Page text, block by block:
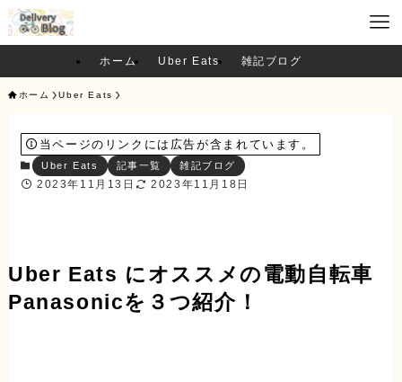
ホーム Uber Eats 雑記ブログ
ホーム Uber Eats
当ページのリンクには広告が含まれています。
Uber Eats 記事一覧 雑記ブログ
2023年11月13日 2023年11月18日
Uber Eats にオススメの電動自転車
Panasonicを３つ紹介！